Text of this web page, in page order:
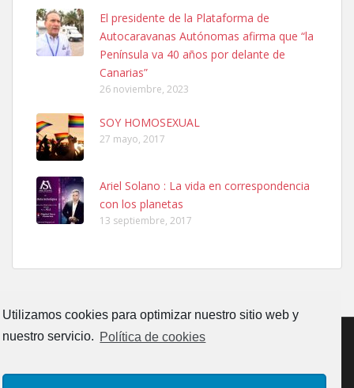
Utilizamos cookies para optimizar nuestro sitio web y
nuestro servicio. Política de cookies
SHIBA PERDIDO AVDA JOSE MESA Y LOPEZ
PERRO MACHO RAZA SHIBA CON MICROCHIP PERDIDO HOY
06/07/2025 ZONA MESA Y LOPEZ. ES MUY ASUSTADIZO
Leales.org » Gran Canaria
6.7.2025
Ninfa perdida
El día 5 se los perdió una ninfa papillera, asustada tiene miedo a la
calle, se perdió por la zon...
Adopcion
El presidente de la Plataforma de
Autocaravanas Autónomas afirma que “la
Península va 40 años por delante de
Canarias”
26 noviembre, 2023
SOY HOMOSEXUAL
27 mayo, 2017
Ariel Solano : La vida en correspondencia
con los planetas
13 septiembre, 2017